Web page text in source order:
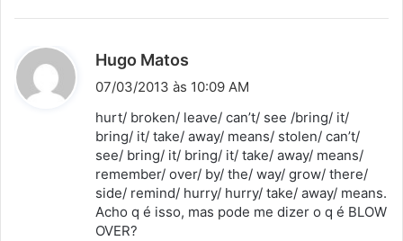
Hugo Matos
i
s
e
:
07/03/2013 às 10:09 AM
hurt/ broken/ leave/ can’t/ see /bring/ it/
bring/ it/ take/ away/ means/ stolen/ can’t/
see/ bring/ it/ bring/ it/ take/ away/ means/
remember/ over/ by/ the/ way/ grow/ there/
side/ remind/ hurry/ hurry/ take/ away/ means.
Acho q é isso, mas pode me dizer o q é BLOW
OVER?